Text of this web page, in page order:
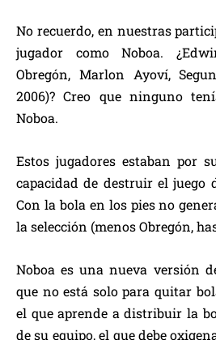
No recuerdo, en nuestras
jugador como Noboa.
Obregón, Marlon Ayoví,
2006)? Creo que ninguno
Noboa.
Estos jugadores estaban por
capacidad de destruir el juego
Con la bola en los pies no
la selección (menos Obregón,
Noboa es una nueva versión
que no está solo para quitar
el que aprende a distribuir la
de su equipo, el que debe